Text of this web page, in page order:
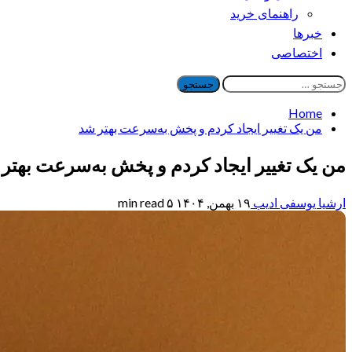
راهنمای خرید
خبرها
اختصاصی
جستجو
برای:
Home
من یک تغییر ایجاد کردم و پخش به‌سرعت بهتر شد
من یک تغییر ایجاد کردم و پخش به‌سرعت
ارشیا یوسفی ادیب ۱۹ بهمن, ۱۴۰۴ ۵ min read